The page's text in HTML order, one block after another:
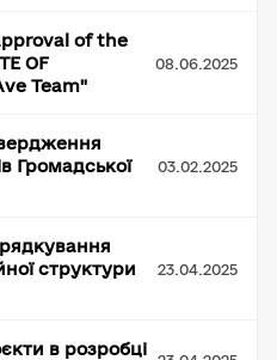
of the
OF
Team"
08.06.2025
Громадської
03.02.2025
структури
23.04.2025
в розробці